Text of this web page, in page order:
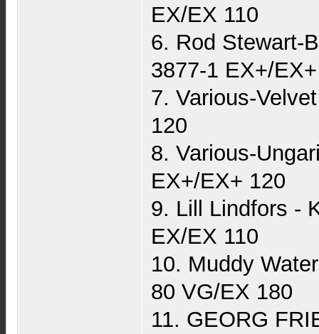
EX/EX 110
6. Rod Stewart-
3877-1 EX+/
7. Various-
120
8. Various-
EX+/EX+ 120
9. Lill Lindfors -
EX/EX 110
10. Muddy
80 VG/EX 180
11. GEORG